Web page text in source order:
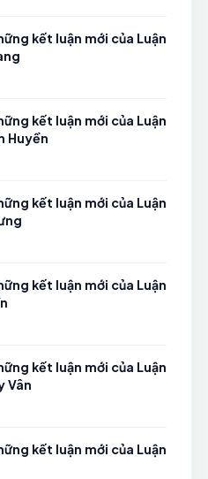
kết luận mới của Luận
kết luận mới của Luận
Huyền
kết luận mới của Luận
kết luận mới của Luận
kết luận mới của Luận
Vân
kết luận mới của Luận